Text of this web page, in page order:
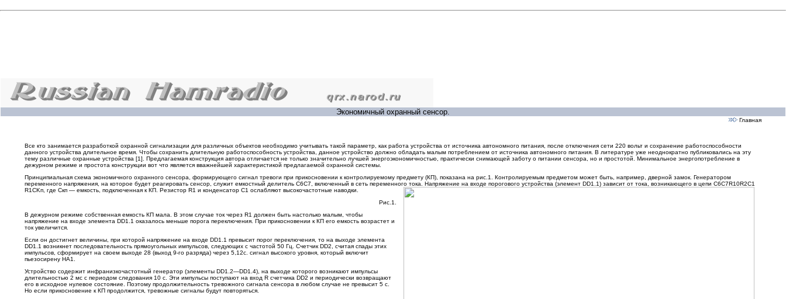
Экономичный охранный сенсор.
Главная
Все кто занимается разработкой охранной сигнализации для различных объектов необходимо учитывать такой параметр, как работа устройства от источника автономного питания, после отключения сети 220 вольт и сохранение работоспособности
данного устройства длительное время. Чтобы сохранить длительную работоспособность устройства, данное устройство должно обладать малым потреблением от источника автономного питания. В литературе уже неоднократно публиковались на эту
тему различные охранные устройства [1]. Предлагаемая конструкция автора отличается не только значительно лучшей энергоэкономичностью, практически снимающей заботу о питании сенсора, но и простотой. Минимальное энергопотребление в
дежурном режиме и простота конструкции вот что является вважнейшей характеристикой предлагаемой охранной системы.
Принципиальная схема экономичного охранного сенсора, формирующего сигнал тревоги при прикосновении к контролируемому предмету (КП), показана на рис.1. Контролируемым предметом может быть, например, дверной замок. Генератором
переменного напряжения, на которое будет реагировать сенсор, служит емкостный делитель С6С7, включенный в сеть переменного тока. Напряжение на входе порогового устройства (элемент DD1.1) зависит от тока, возникающего в цепи C6C7R10R2C1
R1CKп, где Скп — емкость, подключенная к КП. Резистор R1 и конденсатор С1 ослабляют высокочастотные наводки.
Рис.1.
В дежурном режиме собственная емкость КП мала. В этом случае ток через R1 должен быть настолько малым, чтобы
напряжение на входе элемента DD1.1 оказалось меньше порога переключения. При прикосновении к КП его емкость возрастет и
ток увеличится.
Если он достигнет величины, при которой напряжение на входе DD1.1 превысит порог переключения, то на выходе элемента
DD1.1 возникнет последовательность прямоугольных импульсов, следующих с частотой 50 Гц. Счетчик DD2, считая спады этих
импульсов, сформирует на своем выходе 28 (выход 9-го разряда) через 5,12с. сигнал высокого уровня, который включит
пьезосирену НА1.
Устройство содержит инфранизкочастотный генератор (элементы DD1.2—DD1.4), на выходе которого возникают импульсы
длительностью 2 мс с периодом следования 10 с. Эти импульсы поступают на вход R счетчика DD2 и периодически возвращают
его в исходное нулевое состояние. Поэтому продолжительность тревожного сигнала сенсора в любом случае не превысит 5 с.
Но если прикосновение к КП продолжится, тревожные сигналы будут повторяться.